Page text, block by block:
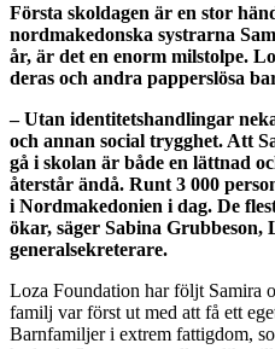
Första skoldagen är en stor
nordmakedonska systrarna
år, är det en enorm milstolpe.
deras och andra papperslösa
– Utan identitetshandlingar
och annan social trygghet. Att
gå i skolan är både en lättnad
återstår ändå. Runt 3 000
i Nordmakedonien i dag. De
ökar, säger Sabina Grubbeson,
generalsekreterare.
Loza Foundation har följt Samira
familj var först ut med att få ett
Barnfamiljer i extrem fattigdom,